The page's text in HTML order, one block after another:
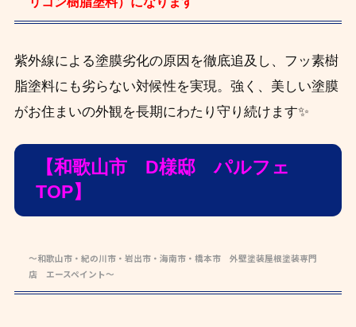
紫外線による塗膜劣化の原因を徹底追及し、フッ素樹
脂塗料にも劣らない対候性を実現。強く、美しい塗膜
がお住まいの外観を長期にわたり守り続けます✨
【和歌山市 D様邸 パルフェ
TOP】
～和歌山市・紀の川市・岩出市・海南市・橋本市 外壁塗装屋根塗装専門
店 エースペイント～